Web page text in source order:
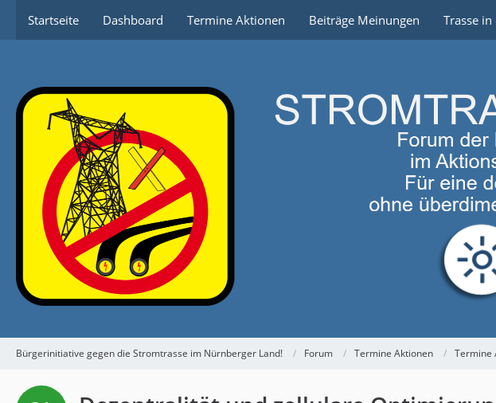
Startseite Dashboard Termine Aktionen Beiträge Meinungen Trasse
Bürgerinitiative gegen die Stromtrasse im Nürnberger Land! Forum Termine Aktionen Termine